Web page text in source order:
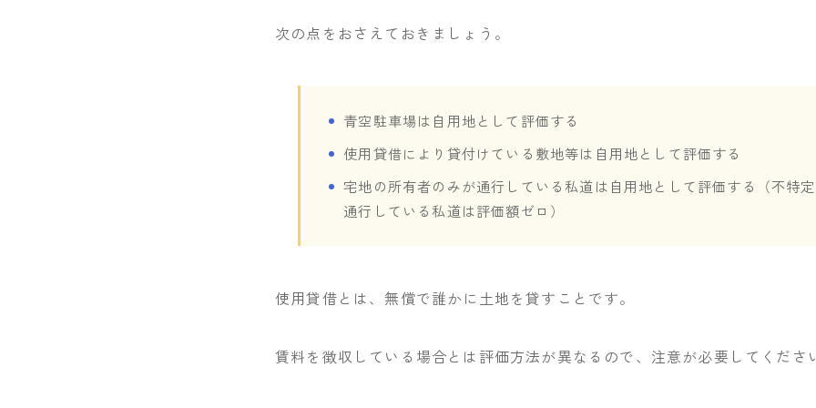
次の点をおさえておきましょう。
青空駐車場は自用地として評価する
使用貸借により貸付けている敷地等は自用地として評価する
宅地の所有者のみが通行している私道は自用地として評価する（不特
通行している私道は評価額ゼロ）
使用貸借とは、無償で誰かに土地を貸すことです。
賃料を徴収している場合とは評価方法が異なるので、注意が必要してくださ